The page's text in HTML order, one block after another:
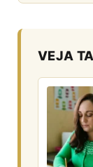
VEJA